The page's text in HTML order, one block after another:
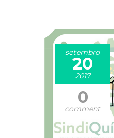
setembro
20
2017
0
comment